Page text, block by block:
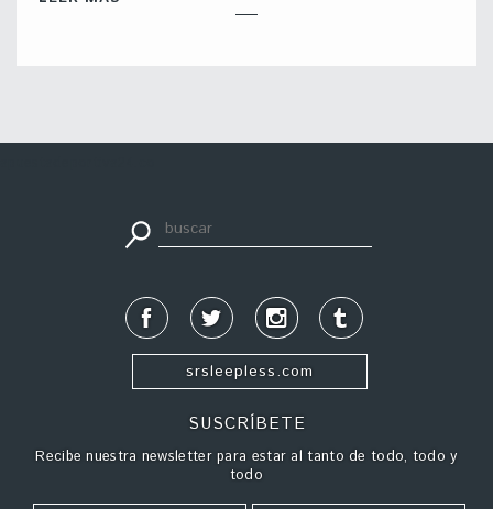
srsleepless.com
SUSCRÍBETE
Recibe nuestra newsletter para estar al tanto de todo, todo y
todo